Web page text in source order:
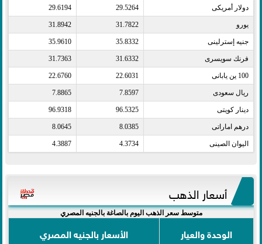
دولار أمريكى​ 29.5264
29.6194
يورو​ 31.7822
31.8942
جنيه إسترلينى​ 35.8332
35.9610
فرنك سويسرى​ 31.6332
31.7363
100 ين يابانى​ 22.6031
22.6760
ريال سعودى​ 7.8597
7.8865
دينار كويتى​ 96.5325
96.9318
درهم اماراتى​ 8.0385
8.0645
اليوان الصينى​ 4.3734
4.3887
أسعار الذهب
متوسط سعر الذهب اليوم بالصاغة بالجنيه المصري
الوحدة والعيار
الأسعار بالجنيه المصري